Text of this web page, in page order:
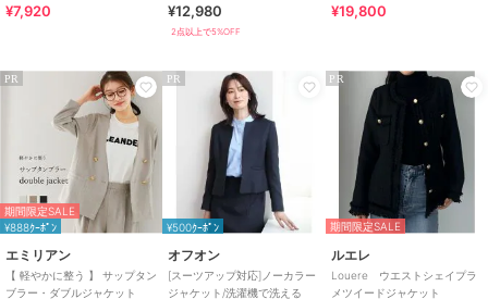
礼服/レディース/法事/卒業式
¥7,920
ース 着丈が選べる 5号～23
号
¥12,980
2点以上で5%OFF
ル/夏
¥19,800
PR
期間限定SALE
¥888ｸｰﾎﾟﾝ
エミリアン
【 軽やかに整う 】 サップタン
ブラー・ダブルジャケット
PR
¥500ｸｰﾎﾟﾝ
オフオン
[スーツアップ対応]ノーカラー
ジャケット/洗濯機で洗える
PR
期間限定SALE
ルエレ
Louere ウエストシェイプラ
メツイードジャケット